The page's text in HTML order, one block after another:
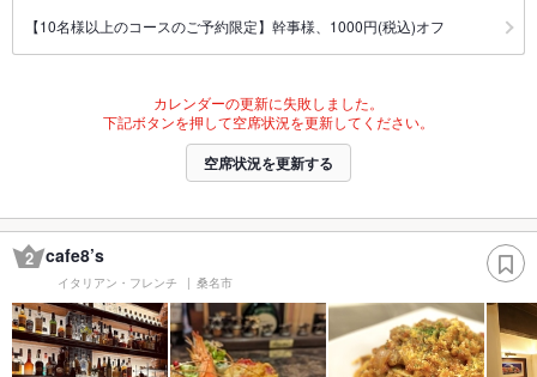
【10名様以上のコースのご予約限定】幹事様、1000円(税込)オフ
カレンダーの更新に失敗しました。
下記ボタンを押して空席状況を更新してください。
空席状況を更新する
2 cafe8’s
イタリアン・フレンチ 桑名市